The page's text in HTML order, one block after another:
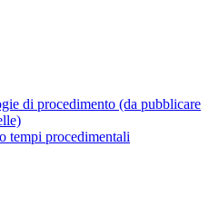
di procedimento (da pubblicare
tempi procedimentali